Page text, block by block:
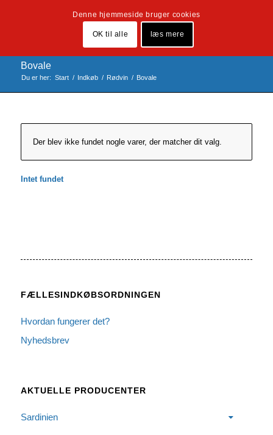
Bovale
Du er her: Start / Indkøb / Rødvin / Bovale
Der blev ikke fundet nogle varer, der matcher dit valg.
Intet fundet
FÆLLESINDKØBSORDNINGEN
Hvordan fungerer det?
Nyhedsbrev
AKTUELLE PRODUCENTER
Sardinien
Denne hjemmeside bruger cookies
OK til alle læs mere